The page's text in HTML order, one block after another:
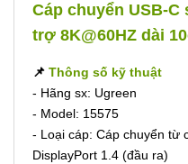
Cáp chuyển USB-
trợ 8K@60HZ dài
📌 Thông số kỹ thuật
- Hãng sx: Ugreen
- Model: 15575
- Loại cáp: Cáp chuyển từ
DisplayPort 1.4 (đầu ra)